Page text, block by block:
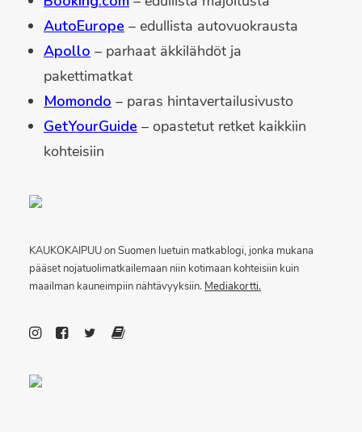
KAUKOKAIPUU on Suomen luetuin matkablogi, jonka mukana
pääset nojatuolimatkailemaan niin kotimaan kohteisiin kuin
maailman kauneimpiin nähtävyyksiin. Mediakortti.
AutoEurope – edullista autovuokrausta
Apollo – parhaat äkkilähdöt ja
pakettimatkat
Momondo – paras hintavertailusivusto
GetYourGuide – opastetut retket kaikkiin
kohteisiin